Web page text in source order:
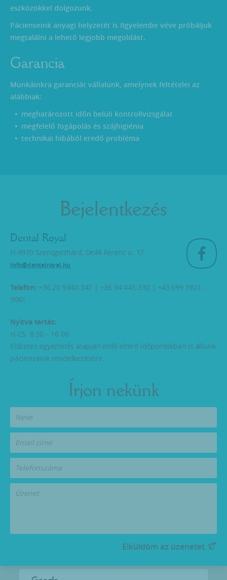
eszközökkel dolgozunk.
Pácienseink anyagi helyzetét is figyelembe véve próbáljuk
megtalálni a lehető legjobb megoldást.
Garancia
Munkáinkra garanciát vállalunk, amelynek feltételei az
alábbiak:
meghatározott időn belüli kontrollvizsgálat
megfelelő fogápolás és szájhigiénia
technikai hibából eredő probléma
Bejelentkezés
Dental Royal
H-9970 Szentgotthárd, Deák Ferenc u. 17.
info@dentalroyal.hu
Telefon: +36 20 9340-347 | +36 94 445-330 | +43 699 1921-
9061
Nyitva tartás:
H-CS: 8:30 – 16:00
Előzetes egyeztetés alapján ettől eltérő időpontokban is állunk
pácienseink rendelkezésére.
Írjon nekünk
Elküldöm az üzenetet